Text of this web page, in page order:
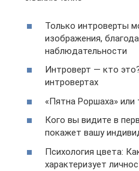
Только интроверты
изображения,
наблюдательности
Интроверт — кто
интровертах
«Пятна Роршаха» или
Кого вы видите в
покажет вашу
Психология цвета:
характеризует